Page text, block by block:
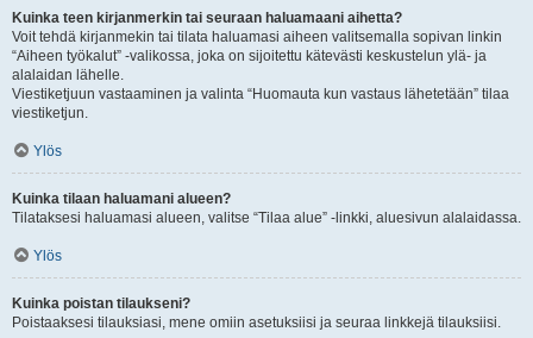
Kuinka teen kirjanmerkin tai seuraan haluamaani aihetta?
Voit tehdä kirjanmekin tai tilata haluamasi aiheen valitsemalla sopivan linkin
“Aiheen työkalut” -valikossa, joka on sijoitettu kätevästi keskustelun ylä- ja
alalaidan lähelle.
Viestiketjuun vastaaminen ja valinta “Huomauta kun vastaus lähetetään” tilaa
viestiketjun.
Ylös
Kuinka tilaan haluamani alueen?
Tilataksesi haluamasi alueen, valitse “Tilaa alue” -linkki, aluesivun alalaidassa.
Ylös
Kuinka poistan tilaukseni?
Poistaaksesi tilauksiasi, mene omiin asetuksiisi ja seuraa linkkejä tilauksiisi.